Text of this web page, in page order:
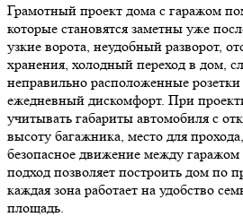
Грамотный проект дома с гаражом
которые становятся заметны уже
узкие ворота, неудобный разворот,
хранения, холодный переход в дом,
неправильно расположенные
ежедневный дискомфорт. При
учитывать габариты автомобиля с
высоту багажника, место для
безопасное движение между
подход позволяет построить дом по
каждая зона работает на удобство
площадь.